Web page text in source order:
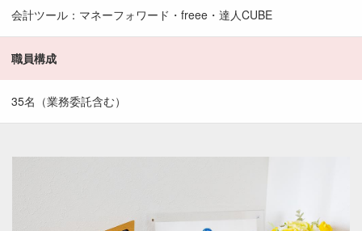
会計ツール：マネーフォワード・freee・達人CUBE
職員構成
35名（業務委託含む）